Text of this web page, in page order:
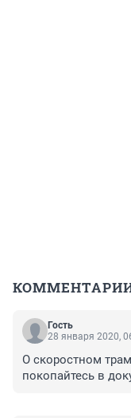
Гость
28 января 2020,
О скоростном
покопайтесь в